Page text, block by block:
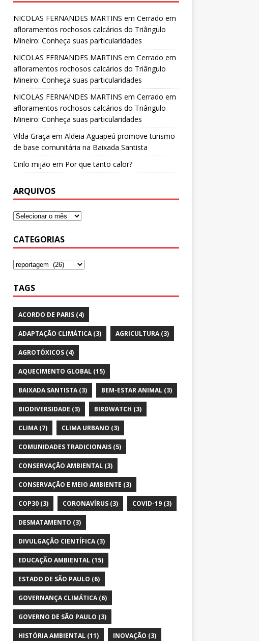
NICOLAS FERNANDES MARTINS em Cerrado em
afloramentos rochosos calcários do Triângulo
Mineiro: Conheça suas particularidades
NICOLAS FERNANDES MARTINS em Cerrado em
afloramentos rochosos calcários do Triângulo
Mineiro: Conheça suas particularidades
NICOLAS FERNANDES MARTINS em Cerrado em
afloramentos rochosos calcários do Triângulo
Mineiro: Conheça suas particularidades
Vilda Graça em Aldeia Aguapeú promove turismo
de base comunitária na Baixada Santista
Cirilo mijão em Por que tanto calor?
ARQUIVOS
CATEGORIAS
TAGS
ACORDO DE PARIS(4)
ADAPTAÇÃO CLIMÁTICA(3) AGRICULTURA(3)
AGROTÓXICOS(4)
AQUECIMENTO GLOBAL(15)
BAIXADA SANTISTA(3) BEM-ESTAR ANIMAL(3)
BIODIVERSIDADE (3) BIRDWATCH (3)
CLIMA(7) CLIMA URBANO (3)
COMUNIDADES TRADICIONAIS(5)
CONSERVAÇÃO AMBIENTAL(3)
CONSERVAÇÃO E MEIO AMBIENTE (3)
COP30(3) CORONAVÍRUS(3) COVID-19(3)
DESMATAMENTO (3)
DIVULGAÇÃO CIENTÍFICA(3)
EDUCAÇÃO AMBIENTAL(15)
ESTADO DE SÃO PAULO (6)
GOVERNANÇA CLIMÁTICA(6)
GOVERNO DE SÃO PAULO (3)
HISTÓRIA AMBIENTAL(11) INOVAÇÃO (3)